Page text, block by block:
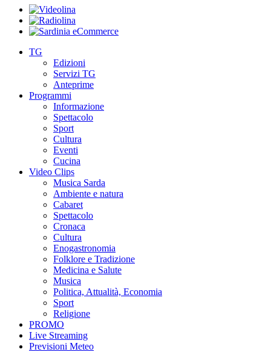
TG
Edizioni
Servizi TG
Anteprime
Programmi
Informazione
Spettacolo
Sport
Cultura
Eventi
Cucina
Video Clips
Musica Sarda
Ambiente e natura
Cabaret
Spettacolo
Cronaca
Cultura
Enogastronomia
Folklore e Tradizione
Medicina e Salute
Musica
Politica, Attualità, Economia
Sport
Religione
PROMO
Live Streaming
Previsioni Meteo